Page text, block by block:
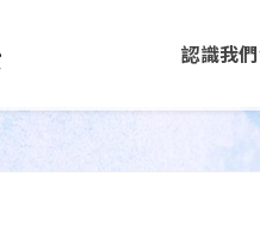
認識我們